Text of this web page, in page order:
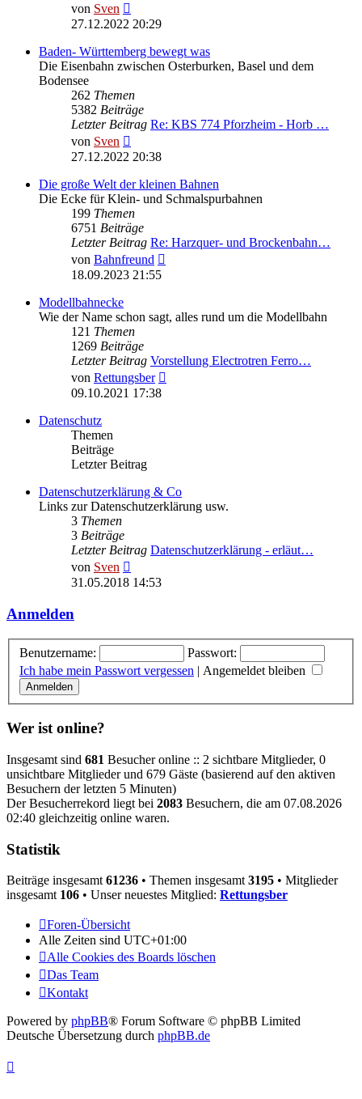
von Sven
Beitrag
27.12.2022 20:29
Baden- Württemberg bewegt was
Die Eisenbahn zwischen Osterburken, Basel und dem
Bodensee
262 Themen
5382 Beiträge
Letzter Beitrag Re: KBS 774 Pforzheim - Horb …
von Sven
Beitrag
27.12.2022 20:38
Die große Welt der kleinen Bahnen
Die Ecke für Klein- und Schmalspurbahnen
199 Themen
6751 Beiträge
Letzter Beitrag Re: Harzquer- und Brockenbahn…
von Bahnfreund
18.09.2023 21:55
Modellbahnecke
Wie der Name schon sagt, alles rund um die Modellbahn
121 Themen
1269 Beiträge
Letzter Beitrag Vorstellung Electrotren Ferro…
von Rettungsber
09.10.2021 17:38
Datenschutz
Themen
Beiträge
Letzter Beitrag
Datenschutzerklärung & Co
Links zur Datenschutzerklärung usw.
3 Themen
3 Beiträge
Letzter Beitrag Datenschutzerklärung - erläut…
von Sven
Beitrag
31.05.2018 14:53
Anmelden
Benutzername:
Passwort:
Ich habe mein Passwort vergessen | Angemeldet bleiben
Wer ist online?
Insgesamt sind 681 Besucher online :: 2 sichtbare Mitglieder, 0
unsichtbare Mitglieder und 679 Gäste (basierend auf den aktiven
Besuchern der letzten 5 Minuten)
Der Besucherrekord liegt bei 2083 Besuchern, die am 07.08.2026
02:40 gleichzeitig online waren.
Statistik
Beiträge insgesamt 61236 • Themen insgesamt 3195 • Mitglieder
insgesamt 106 • Unser neuestes Mitglied: Rettungsber
Foren-Übersicht
Alle Zeiten sind UTC+01:00
Alle Cookies des Boards löschen
Das Team
Kontakt
Powered by phpBB® Forum Software © phpBB Limited
Deutsche Übersetzung durch phpBB.de